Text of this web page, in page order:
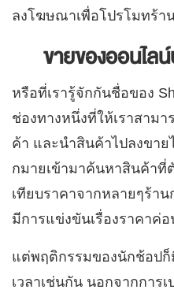
ลงโฆษณาเพื่อโปรโมทร้า
ขายของออนไล
หรือที่เรารู้จักกันชื่อของ
ช่องทางหนึ่งที่ให้เราสามา
ค้า และนำสินค้าไปลงขา
กมายเข้ามาค้นหาสินค้าที่
เทียบราคาจากหลายๆร้า
มีการแข่งขันเรื่องราคาค่
แต่พฤติกรรมของนักช้อปก็
เวลาเช่นกัน นอกจากการ